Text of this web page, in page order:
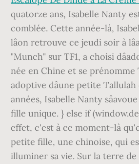
quatorze ans, Isabelle Nanty
comblée. Cette année-là,
lâon retrouve ce jeudi soir à
"Munch" sur TF1, a choisi
née en Chine et se prénomme
adoptive dâune petite
années, Isabelle Nanty
fille unique. } else if
effet, c'est à ce moment-là
petite fille, une chinoise, qui
illuminer sa vie. Sur la terre de